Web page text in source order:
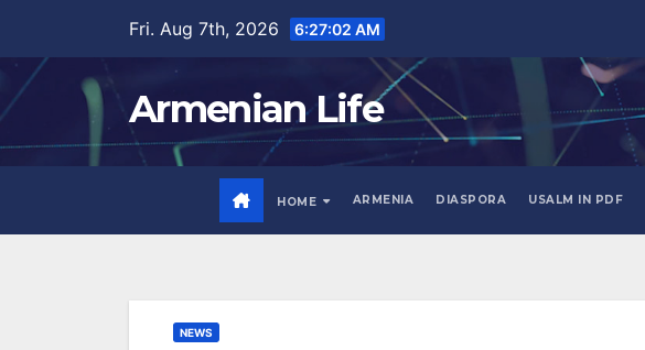
content
Fri. Aug 7th, 2026 6:27:03 AM
Armenian Life
HOME ARMENIA DIASPORA USALM IN PDF
NEWS